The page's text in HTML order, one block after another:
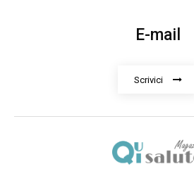
E-mail
Scrivici